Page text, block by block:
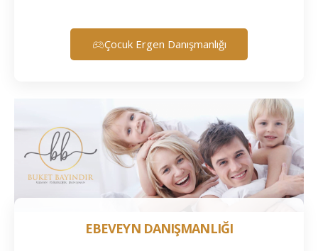
Çocuk Ergen Danışmanlığı
EBEVEYN DANIŞMANLIĞI